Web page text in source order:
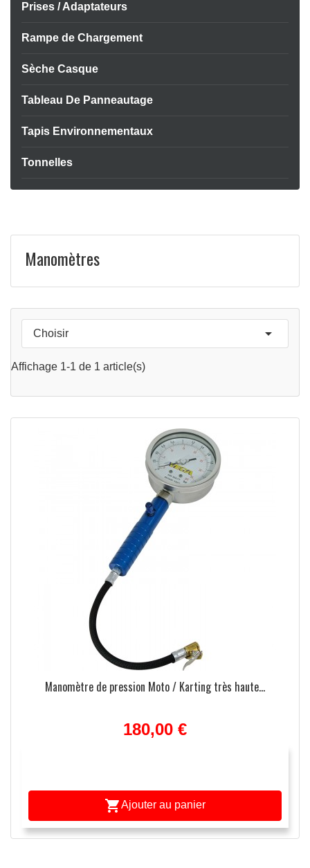
Prises / Adaptateurs
Rampe de Chargement
Sèche Casque
Tableau De Panneautage
Tapis Environnementaux
Tonnelles
Manomètres
Choisir 
Affichage 1-1 de 1 article(s)
Manomètre de pression Moto / Karting très haute...
180,00 €
Ajouter au panier